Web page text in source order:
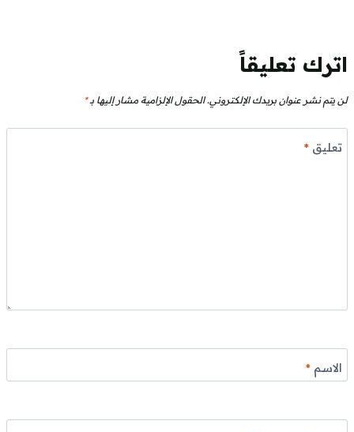
اترك تعليقاً
لن يتم نشر عنوان بريدك الإلكتروني. الحقول الإلزامية مشار إليها بـ*
تعليق*
الاسم*